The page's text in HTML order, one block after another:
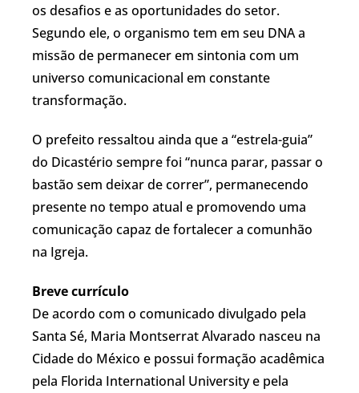
os desafios e as oportunidades do setor.
Segundo ele, o organismo tem em seu DNA a
missão de permanecer em sintonia com um
universo comunicacional em constante
transformação.
O prefeito ressaltou ainda que a “estrela-guia”
do Dicastério sempre foi “nunca parar, passar o
bastão sem deixar de correr”, permanecendo
presente no tempo atual e promovendo uma
comunicação capaz de fortalecer a comunhão
na Igreja.
Breve currículo
De acordo com o comunicado divulgado pela
Santa Sé, Maria Montserrat Alvarado nasceu na
Cidade do México e possui formação acadêmica
pela Florida International University e pela